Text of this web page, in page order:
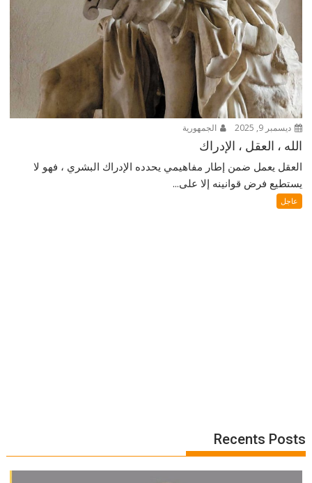
ديسمبر 9, 2025 الجمهورية
الله ، العقل ، الإدراك
العقل يعمل ضمن إطار مفاهيمي يحدده الإدراك البشري ، فهو لا
يستطيع فرض قوانينه إلا على...
عاجل
Recents Posts